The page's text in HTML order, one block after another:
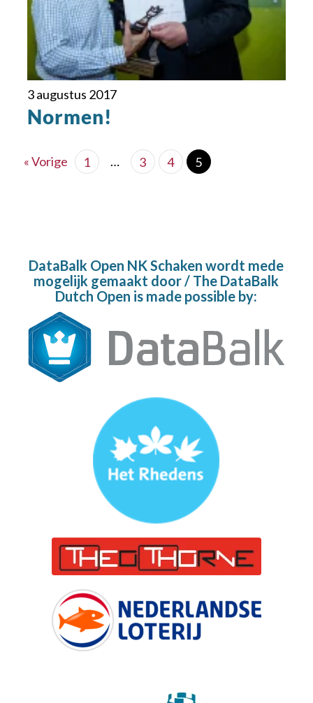
3 augustus 2017
Normen!
« Vorige 1 … 3 4 5
DataBalk Open NK Schaken wordt mede
mogelijk gemaakt door / The DataBalk
Dutch Open is made possible by: